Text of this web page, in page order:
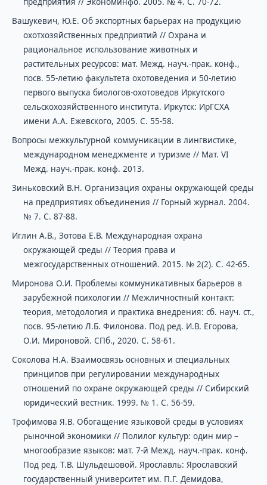
Вашукевич, Ю.Е. Об экспортных барьерах на продукцию
охотхозяйственных предприятий // Охрана и
рациональное использование животных и
растительных ресурсов: мат. Межд. науч.-прак. конф.,
посв. 55-летию факультета охотоведения и 50-летию
первого выпуска биологов-охотоведов Иркутского
сельскохозяйственного института. Иркутск: ИрГСХА
имени А.А. Ежевского, 2005. С. 55-58.
Вопросы межкультурной коммуникации в лингвистике,
международном менеджменте и туризме // Мат. VI
Межд. науч.-прак. конф. 2013.
Зиньковский В.Н. Организация охраны окружающей среды
на предприятиях объединения // Горный журнал. 2004.
№ 7. С. 87-88.
Иглин А.В., Зотова Е.В. Международная охрана
окружающей среды // Теория права и
межгосударственных отношений. 2015. № 2(2). С. 42-65.
Миронова О.И. Проблемы коммуникативных барьеров в
зарубежной психологии // Межличностный контакт:
теория, методология и практика внедрения: сб. науч. ст.,
посв. 95-летию Л.Б. Филонова. Под ред. И.В. Егорова,
О.И. Мироновой. СПб., 2020. С. 58-61.
Соколова Н.А. Взаимосвязь основных и специальных
принципов при регулировании международных
отношений по охране окружающей среды // Сибирский
юридический вестник. 1999. № 1. С. 56-59.
Трофимова Я.В. Обогащение языковой среды в условиях
рыночной экономики // Полилог культур: один мир –
многообразие языков: мат. 7-й Межд. науч.-прак. конф.
Под ред. Т.В. Шульдешовой. Ярославль: Ярославский
государственный университет им. П.Г. Демидова,